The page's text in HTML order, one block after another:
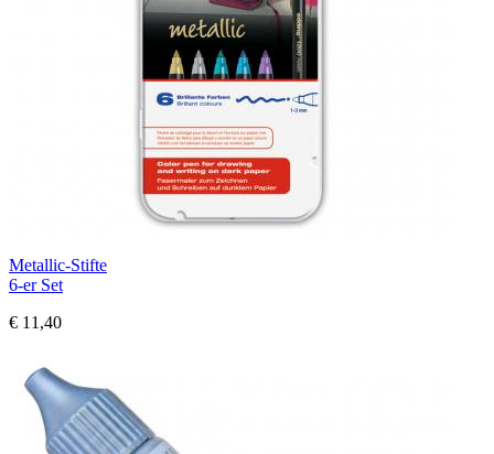
Metallic-Stifte
6-er Set
€ 11,40